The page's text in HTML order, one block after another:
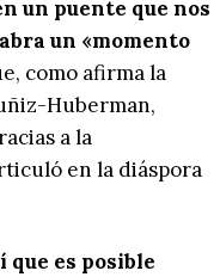
un puente que nos
un «momento
como afirma la
Huberman,
a la
en la diáspora
que es posible